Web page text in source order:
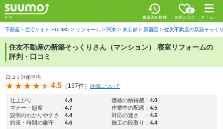
最近みた
物件
お気に入
0
メニ
ュー
不動産・住宅サイト SUUMO リフォーム 関東 東京都 新宿区 住友不動産の新築そっく
住友不動産の新築そっくりさん（マンション） 寝室リフォームの
評判・口コミ
口コミ評価平均
4.5 （137件） 評価について
仕上がり ： 4.4
マナー・態度
： 4.7
説明のわかりやすさ ： 4.4
約束・時間の厳守
： 4.6
価格の納得感 ： 4.0
作業中の配慮 ： 4.5
対応の速さ
： 4.5
施工の段取り ： 4.4